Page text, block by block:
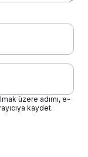
üzere adımı, e-
kaydet.